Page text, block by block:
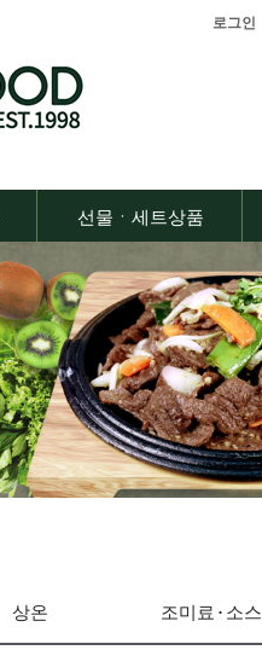
로그인
선물ㆍ세트상품
상온 조미료·소스